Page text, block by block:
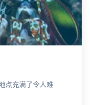
点充满了令人难